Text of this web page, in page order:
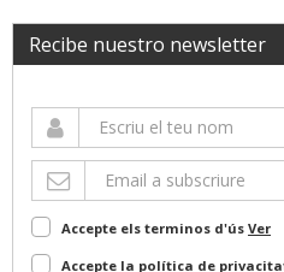
Recibe nuestro newsletter
Accepte els terminos d'ús Ver
Accepte la política de